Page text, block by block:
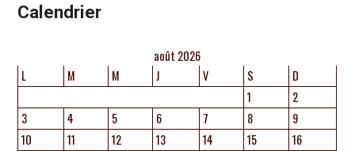
Calendrier
août 2026
L
M M J V S
D
1
2
3
4 5 6 7 8
9
10
11 12 13 14 15
16